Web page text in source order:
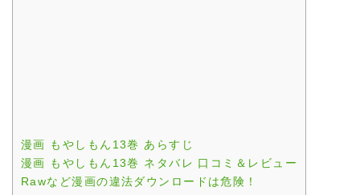
漫画 もやしもん13巻 あらすじ
漫画 もやしもん13巻 ネタバレ 口コミ＆レビュー
Rawなど漫画の違法ダウンロードは危険！